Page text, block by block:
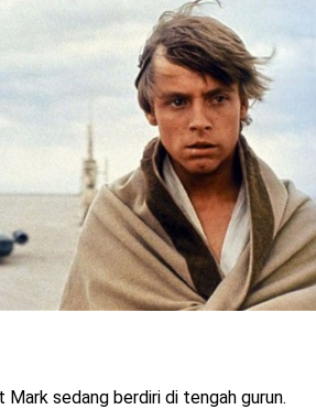
sedang berdiri di tengah gurun.